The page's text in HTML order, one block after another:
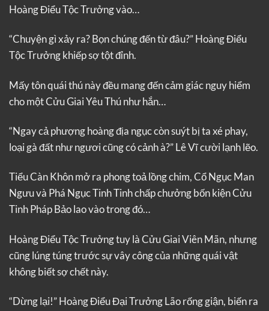
Hoàng Điểu Tộc Trưởng vào…
“Chuyện gì xảy ra? Bọn chúng đến từ đâu?” Hoàng Điểu
Tộc Trưởng khiếp sợ tột đỉnh.
Mấy tôn quái thú này đều mang đến cảm giác nguy hiểm
cho một Cửu Giai Yêu Thú như hắn…
“Ngay cả phượng hoàng địa ngục còn suýt bị ta xé phay,
loại gà đất như ngươi cũng có cảnh à?” Lê Vĩ cười lạnh lẽo.
Tiểu Càn Khôn mở ra phong toả lồng chim, Cổ Ngục Man
Ngưu và Phá Ngục Tinh Tinh chấp chưởng bốn kiện Cửu
Tinh Pháp Bảo lao vào trong đó…
Hoàng Điểu Tộc Trưởng tuy là Cửu Giai Viên Mãn, nhưng
cũng lúng túng trước sự vây công của những quái vật
không biết sợ chết này.
“Dừng lại!” Hoàng Điểu Đại Trưởng Lão rống giận, biến ra